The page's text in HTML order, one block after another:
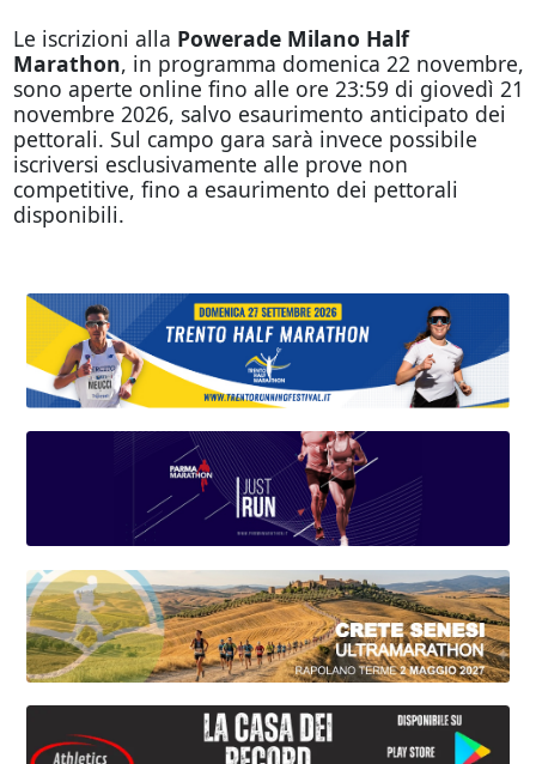
Le iscrizioni alla Powerade Milano Half
Marathon, in programma domenica 22 novembre,
sono aperte online fino alle ore 23:59 di giovedì 21
novembre 2026, salvo esaurimento anticipato dei
pettorali. Sul campo gara sarà invece possibile
iscriversi esclusivamente alle prove non
competitive, fino a esaurimento dei pettorali
disponibili.